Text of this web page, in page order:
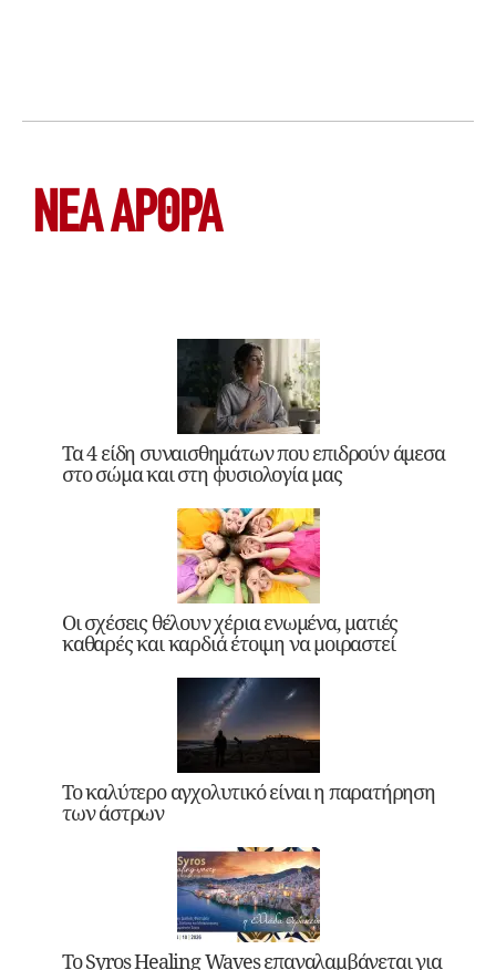
ΝΕΑ ΆΡΘΡΑ
Τα 4 είδη συναισθημάτων που επιδρούν άμεσα
στο σώμα και στη φυσιολογία μας
Οι σχέσεις θέλουν χέρια ενωμένα, ματιές
καθαρές και καρδιά έτοιμη να μοιραστεί
Το καλύτερο αγχολυτικό είναι η παρατήρηση
των άστρων
Το Syros Healing Waves επαναλαμβάνεται για